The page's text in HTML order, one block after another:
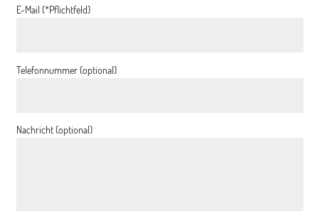
E-Mail (*Pflichtfeld)
Telefonnummer (optional)
Nachricht (optional)